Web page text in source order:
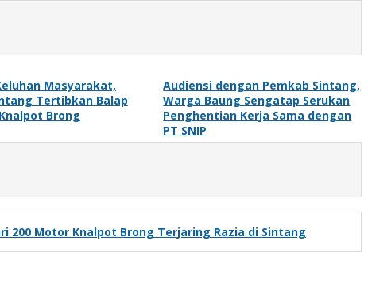
Masyarakat,
Tertibkan Balap
Brong
Audiensi dengan Pemkab Sintang,
Warga Baung Sengatap Serukan
Penghentian Kerja Sama dengan
PT SNIP
200 Motor Knalpot Brong Terjaring Razia di Sintang